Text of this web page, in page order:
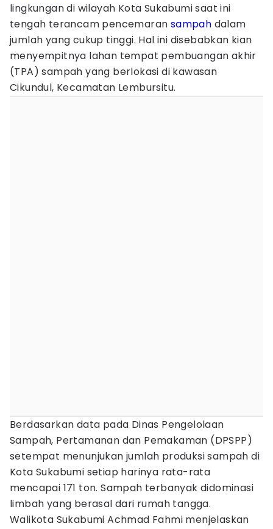
lingkungan di wilayah Kota Sukabumi saat ini
tengah terancam pencemaran sampah dalam
jumlah yang cukup tinggi. Hal ini disebabkan kian
menyempitnya lahan tempat pembuangan akhir
(TPA) sampah yang berlokasi di kawasan
Cikundul, Kecamatan Lembursitu.
Berdasarkan data pada Dinas Pengelolaan
Sampah, Pertamanan dan Pemakaman (DPSPP)
setempat menunjukan jumlah produksi sampah di
Kota Sukabumi setiap harinya rata-rata
mencapai 171 ton. Sampah terbanyak didominasi
limbah yang berasal dari rumah tangga.
Walikota Sukabumi Achmad Fahmi menjelaskan